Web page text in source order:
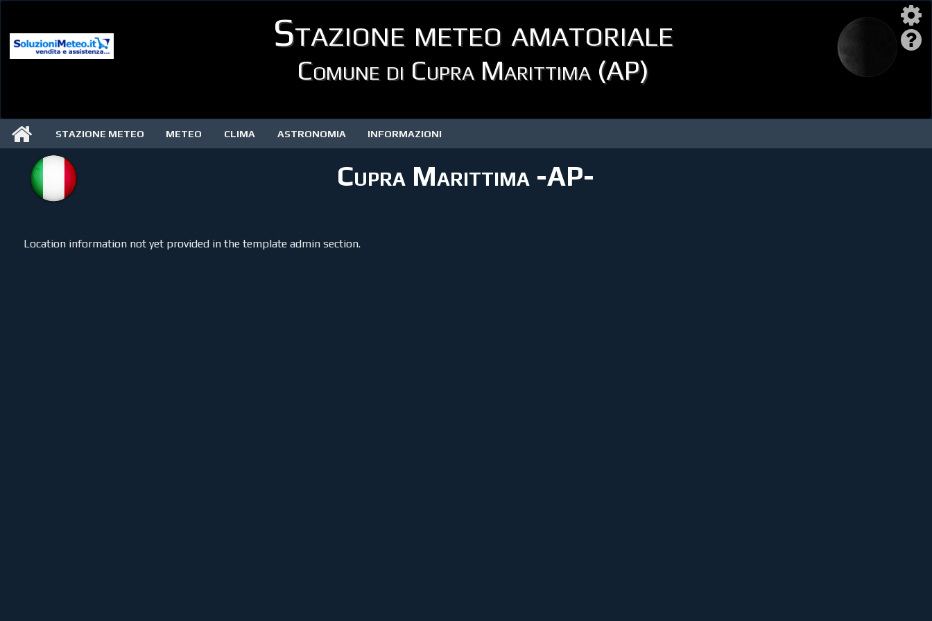
Stazione meteo amatoriale
Comune di Cupra Marittima (AP)
STAZIONE METEO METEO CLIMA ASTRONOMIA INFORMAZIONI
Cupra Marittima -AP-
Location information not yet provided in the template admin section.